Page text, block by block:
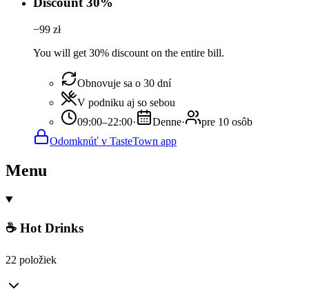
−99 zł
You will get 30% discount on the entire bill.
Obnovuje sa o 30 dní
V podniku aj so sebou
09:00–22:00· Denne·
pre 10 osôb
Odomknúť v TasteTown app
Menu
☕ Hot Drinks
22 položiek